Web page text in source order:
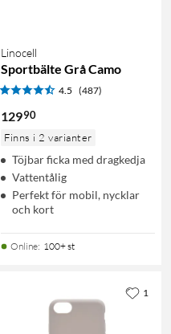
Linocell
Sportbälte Grå Camo
4.5 (487)
12990
Finns i 2 varianter
Töjbar ficka med dragkedja
Vattentålig
Perfekt för mobil, nycklar
och kort
Online: 100+ st
1